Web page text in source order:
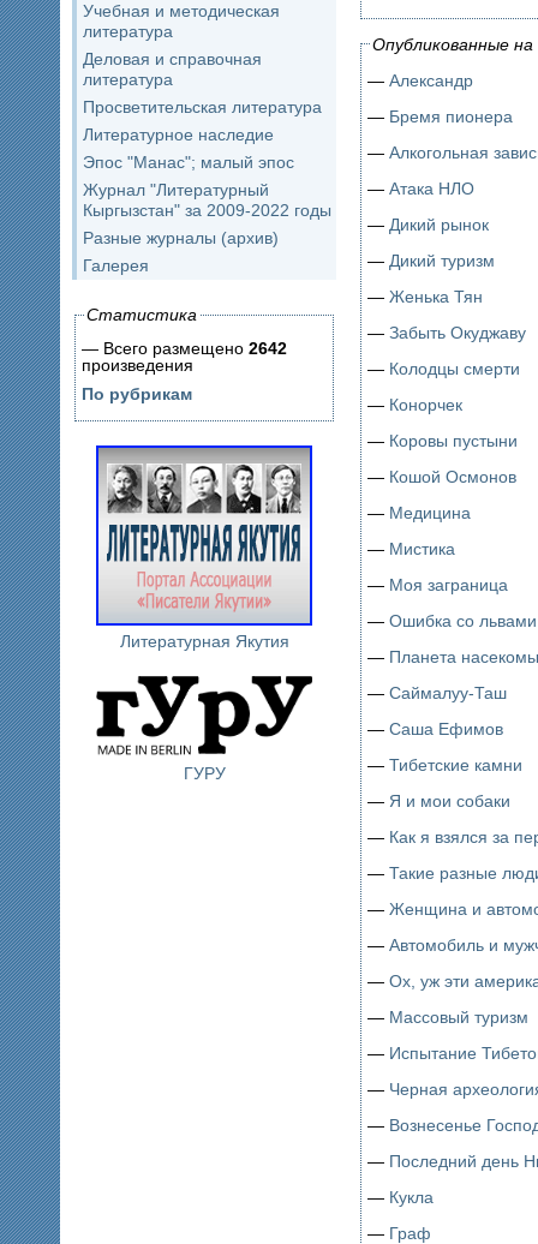
Учебная и методическая
литература
Деловая и справочная
литература
Просветительская литература
Литературное наследие
Эпос "Манас"; малый эпос
Журнал "Литературный
Кыргызстан" за 2009-2022 годы
Разные журналы (архив)
Галерея
Статистика
— Всего размещено 2642
произведения
По рубрикам
Литературная Якутия
ГУРУ
Опубликованные
— Александр
— Бремя пионера
— Алкогольная
— Атака НЛО
— Дикий рынок
— Дикий туризм
— Женька Тян
— Забыть Окуджаву
— Колодцы смерти
— Конорчек
— Коровы пустыни
— Кошой Осмонов
— Медицина
— Мистика
— Моя заграница
— Ошибка со львами
— Планета
— Саймалуу-Таш
— Саша Ефимов
— Тибетские камни
— Я и мои собаки
— Как я взялся за
— Такие разные
— Женщина и
— Автомобиль и
— Ох, уж эти
— Массовый туризм
— Испытание
— Черная
— Вознесенье
— Последний день
— Кукла
— Граф